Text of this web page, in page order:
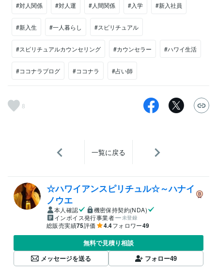
#対人関係 #対人運 #人間関係 #入学 #新入社員
#新入生 #一人暮らし #スピリチュアル
#スピリチュアルカウンセリング #カウンセラー #ハワイ生活
#ココナラブログ #ココナラ #占い師
8
一覧に戻る
☆ハワイアンスピリチュル☆～ハナイ
ノウエ
本人確認
機密保持契約(NDA)
インボイス発行事業者
未登録
総販売実績75評価 4.4フォロワー49
無料で見積り相談
メッセージを送る
フォロー49